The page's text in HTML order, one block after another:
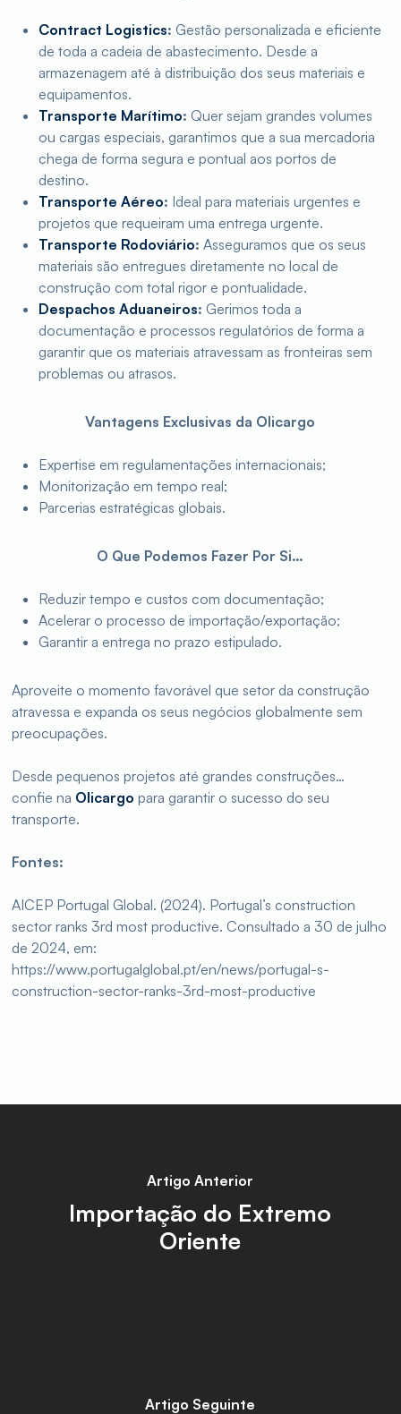
Contract Logistics: Gestão personalizada e eficiente
de toda a cadeia de abastecimento. Desde a
armazenagem até à distribuição dos seus materiais e
equipamentos.
Transporte Marítimo: Quer sejam grandes volumes
ou cargas especiais, garantimos que a sua mercadoria
chega de forma segura e pontual aos portos de
destino.
Transporte Aéreo: Ideal para materiais urgentes e
projetos que requeiram uma entrega urgente.
Transporte Rodoviário:Asseguramos que os seus
materiais são entregues diretamente no local de
construção com total rigor e pontualidade.
Despachos Aduaneiros: Gerimos toda a
documentação e processos regulatórios de forma a
garantir que os materiais atravessam as fronteiras sem
problemas ou atrasos.
Vantagens Exclusivas da Olicargo
Expertise em regulamentações internacionais;
Monitorização em tempo real;
Parcerias estratégicas globais.
O Que Podemos Fazer Por Si…
Reduzir tempo e custos com documentação;
Acelerar o processo de importação/exportação;
Garantir a entrega no prazo estipulado.
Aproveite o momento favorável que setor da construção
atravessa e expanda os seus negócios globalmente sem
preocupações.
Desde pequenos projetos até grandes construções…
confie na Olicargo para garantir o sucesso do seu
transporte.
Fontes:
AICEP Portugal Global. (2024). Portugal’s construction
sector ranks 3rd most productive. Consultado a 30 de julho
de 2024, em:
https://www.portugalglobal.pt/en/news/portugal-s-
construction-sector-ranks-3rd-most-productive
Artigo Anterior
Importação do Extremo
Oriente
Artigo Seguinte